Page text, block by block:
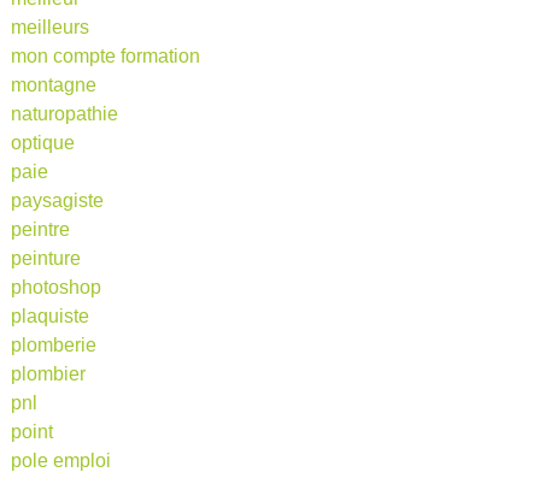
meilleurs
mon compte formation
montagne
naturopathie
optique
paie
paysagiste
peintre
peinture
photoshop
plaquiste
plomberie
plombier
pnl
point
pole emploi